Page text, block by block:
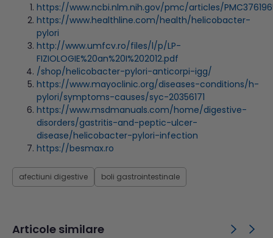
https://www.ncbi.nlm.nih.gov/pmc/articles/
https://www.healthline.com/health/helicobacter-
pylori
http://www.umfcv.ro/files/l/p/LP-
FIZIOLOGIE%20an%20I%202012.pdf
/shop/helicobacter-pylori-anticorpi-igg/
https://www.mayoclinic.org/diseases-conditions/h-
pylori/symptoms-causes/syc-20356171
https://www.msdmanuals.com/home/digestive-
disorders/gastritis-and-peptic-ulcer-
disease/helicobacter-pylori-infection
https://besmax.ro
afectiuni digestive boli gastrointestinale
Articole similare